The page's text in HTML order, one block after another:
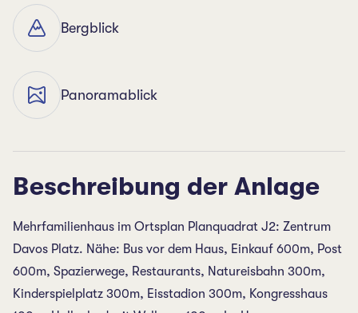
Bergblick
Panoramablick
Beschreibung der Anlage
Mehrfamilienhaus im Ortsplan Planquadrat J2: Zentrum
Davos Platz. Nähe: Bus vor dem Haus, Einkauf 600m, Post
600m, Spazierwege, Restaurants, Natureisbahn 300m,
Kinderspielplatz 300m, Eisstadion 300m, Kongresshaus